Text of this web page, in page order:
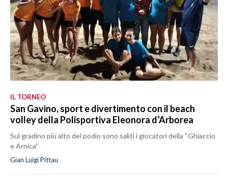
IL TORNEO
San Gavino, sport e divertimento con il beach
volley della Polisportiva Eleonora d’Arborea
Sul gradino più alto del podio sono saliti i giocatori della “Ghiaccio
e Arnica”
Gian Luigi Pittau